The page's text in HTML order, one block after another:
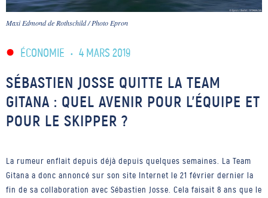
Maxi Edmond de Rothschild / Photo Epron
ÉCONOMIE • 4 MARS 2019
SÉBASTIEN JOSSE QUITTE LA TEAM
GITANA : QUEL AVENIR POUR L’ÉQUIPE ET
POUR LE SKIPPER ?
La rumeur enflait depuis déjà depuis quelques semaines. La Team
Gitana a donc annoncé sur son site Internet le 21 février dernier la
fin de sa collaboration avec Sébastien Josse. Cela faisait 8 ans que le